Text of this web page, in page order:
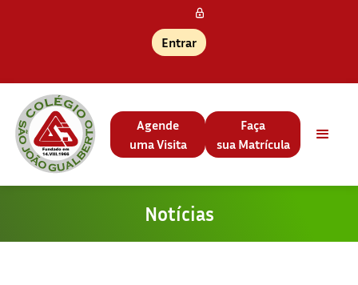
Entrar
Agende
uma Visita
Faça
sua Matrícula
Notícias